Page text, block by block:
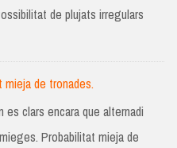
de plujats irregulars
de tronades.
es clars encara que alternadi
Probabilitat mieja de